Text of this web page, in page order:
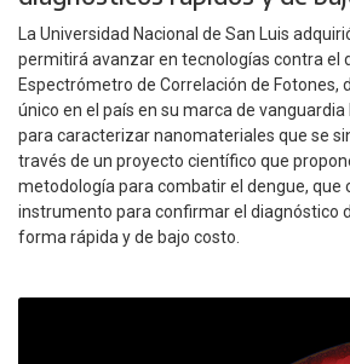
La Universidad Nacional de San Luis
permitirá avanzar en tecnologías contra el
Espectrómetro de Correlación de Fotones,
único en el país en su marca de vanguardia
para caracterizar nanomateriales que se
través de un proyecto científico que
metodología para combatir el dengue, que
instrumento para confirmar el diagnóstico
forma rápida y de bajo costo.